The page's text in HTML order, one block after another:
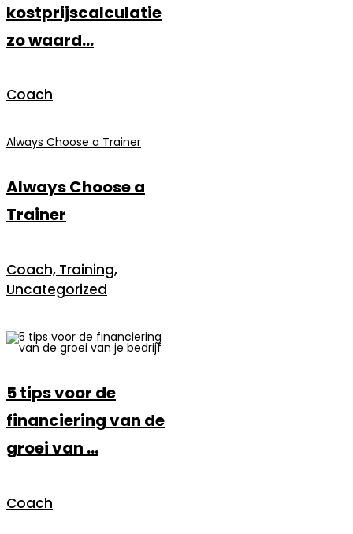
kostprijscalculatie
zo waard...
Coach
Always Choose a Trainer
Always Choose a
Trainer
Coach, Training,
Uncategorized
5 tips voor de
financiering van de
groei van ...
Coach